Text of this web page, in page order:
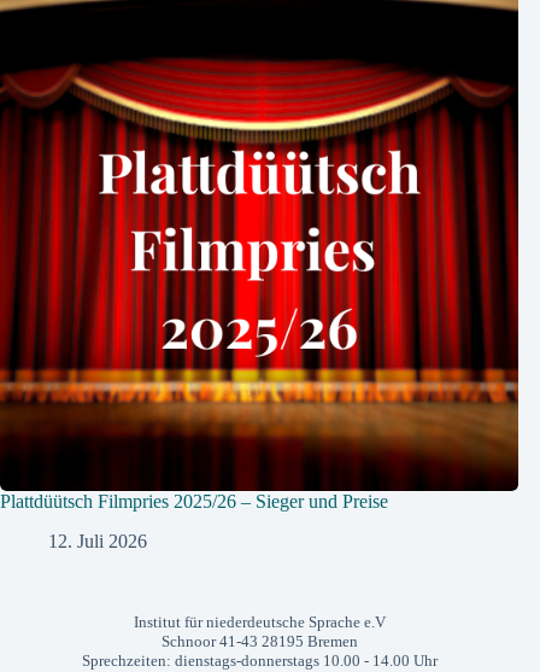
Plattdüütsch Filmpries 2025/26 – Sieger und Preise
12. Juli 2026
Institut für niederdeutsche Sprache e.V
Schnoor 41-43 28195 Bremen
Sprechzeiten: dienstags-donnerstags 10.00 - 14.00 Uhr